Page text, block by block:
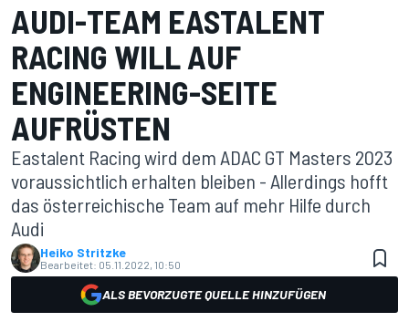
AUDI-TEAM EASTALENT
RACING WILL AUF
ENGINEERING-SEITE
AUFRÜSTEN
Eastalent Racing wird dem ADAC GT Masters 2023
voraussichtlich erhalten bleiben - Allerdings hofft
das österreichische Team auf mehr Hilfe durch
Audi
Heiko Stritzke
Bearbeitet: 05.11.2022, 10:50
ALS BEVORZUGTE QUELLE HINZUFÜGEN